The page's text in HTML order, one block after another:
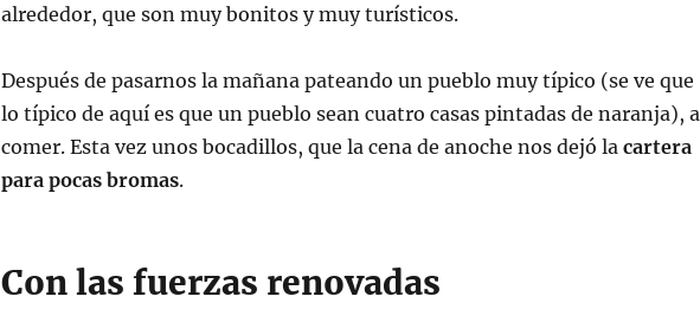
alrededor, que son muy bonitos y muy turísticos.
Después de pasarnos la mañana pateando un pueblo muy típico (se ve que
lo típico de aquí es que un pueblo sean cuatro casas pintadas de naranja), a
comer. Esta vez unos bocadillos, que la cena de anoche nos dejó la cartera
para pocas bromas.
Con las fuerzas renovadas